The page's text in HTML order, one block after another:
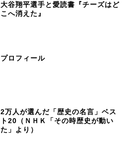
大谷翔平選手と愛読書『チーズはど
こへ消えた』
プロフィール
2万人が選んだ「歴史の名言」ベス
ト20（ＮＨＫ「その時歴史が動い
た」より）